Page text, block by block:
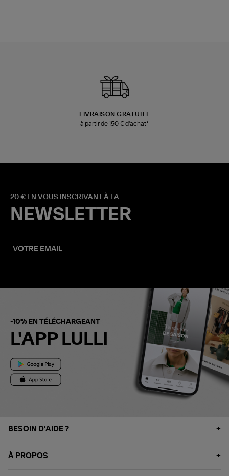
LIVRAISON GRATUITE
à partir de 150 € d'achat*
20 € EN VOUS INSCRIVANT À LA
NEWSLETTER
-10% EN TÉLÉCHARGEANT
L'APP LULLI
BESOIN D'AIDE ?
À PROPOS